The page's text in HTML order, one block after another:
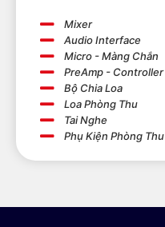
Mixer
Audio Interface
Micro - Màng Chắn
PreAmp - Controller
Bộ Chia Loa
Loa Phòng Thu
Tai Nghe
Phụ Kiện Phòng Thu